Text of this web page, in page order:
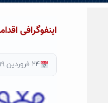
اینفوگرافی
۲۴ فروردین ۱۳۹۹